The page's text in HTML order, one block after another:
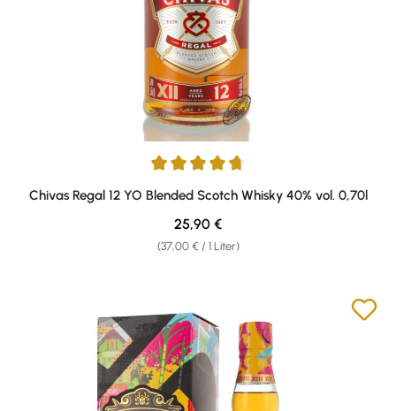
Durchschnittliche Bewertung von 4.79 von 5 Sternen
Chivas Regal 12 YO Blended Scotch Whisky 40% vol. 0,70l
(37,00 € / 1 Liter)
Regulärer Preis:
25,90 €